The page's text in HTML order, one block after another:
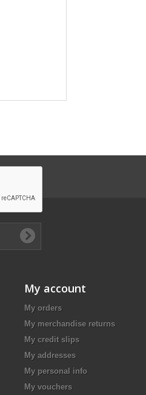
My account
My orders
My merchandise returns
My credit slips
My addresses
My personal info
My vouchers